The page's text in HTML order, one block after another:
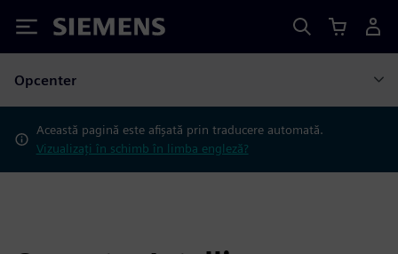
Siemens
Opcenter
Această pagină este afișată prin traducere automată.
Vizualizați în schimb în limba engleză?